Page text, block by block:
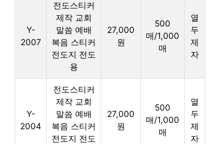
Y-
2007
전도스티커
제작 교회
말씀 예배
복음 스티커
전도지 전도
용
27,000
원
500
매/1,000
매
열
두
제
자
Y-
2004
전도스티커
제작 교회
말씀 예배
복음 스티커
전도지 전도
27,000
원
500
매/1,000
매
열
두
제
자